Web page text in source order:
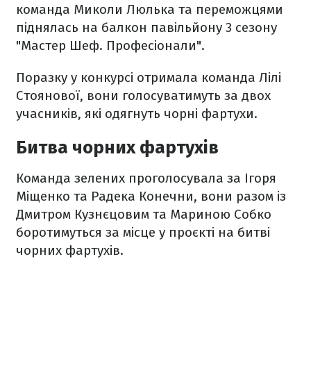
команда Миколи Люлька та переможцями
піднялась на балкон павільйону 3 сезону
"Мастер Шеф. Професіонали".
Поразку у конкурсі отримала команда Лілі
Стоянової, вони голосуватимуть за двох
учасників, які одягнуть чорні фартухи.
Битва чорних фартухів
Команда зелених проголосувала за Ігоря
Міщенко та Радека Конечни, вони разом із
Дмитром Кузнєцовим та Мариною Собко
боротимуться за місце у проєкті на битві
чорних фартухів.